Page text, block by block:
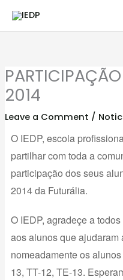
2014
Leave a Comment /
O IEDP, escola
partilhar com toda a
participação dos seus
2014 da Futurália.
O IEDP, agradeçe a
aos alunos que ajudaram
nomeadamente os
13, TT-12, TE-13.